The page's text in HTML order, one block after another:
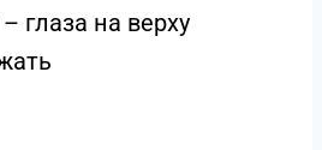
глаза на верху